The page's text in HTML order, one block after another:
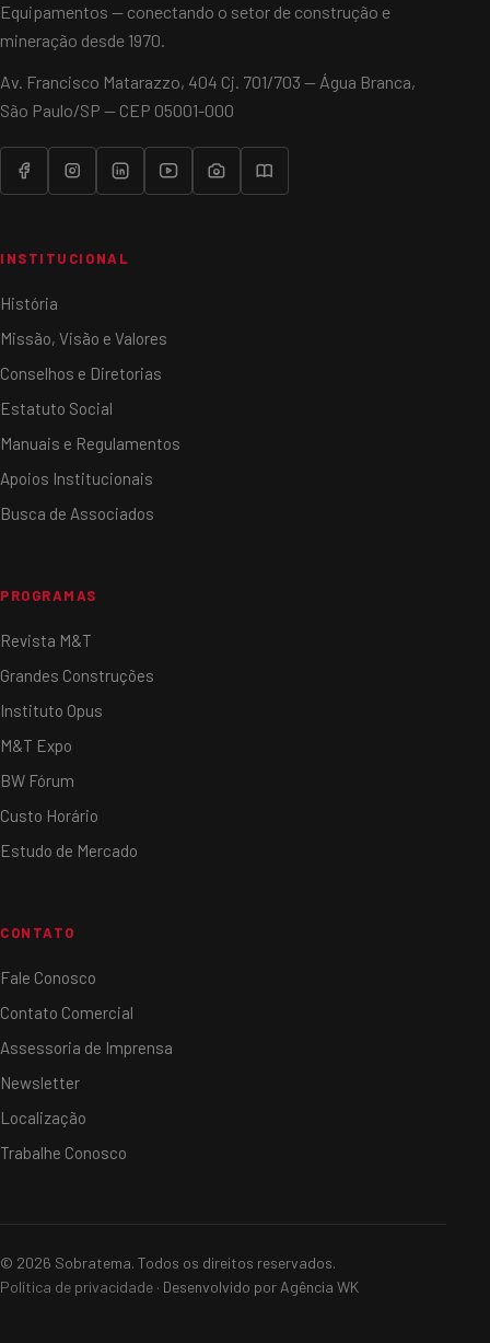
Equipamentos — conectando o setor de construção e
mineração desde 1970.
Av. Francisco Matarazzo, 404 Cj. 701/703 — Água Branca,
São Paulo/SP — CEP 05001-000
INSTITUCIONAL
História
Missão, Visão e Valores
Conselhos e Diretorias
Estatuto Social
Manuais e Regulamentos
Apoios Institucionais
Busca de Associados
PROGRAMAS
Revista M&T
Grandes Construções
Instituto Opus
M&T Expo
BW Fórum
Custo Horário
Estudo de Mercado
CONTATO
Fale Conosco
Contato Comercial
Assessoria de Imprensa
Newsletter
Localização
Trabalhe Conosco
© 2026 Sobratema. Todos os direitos reservados.
Política de privacidade · Desenvolvido por Agência WK